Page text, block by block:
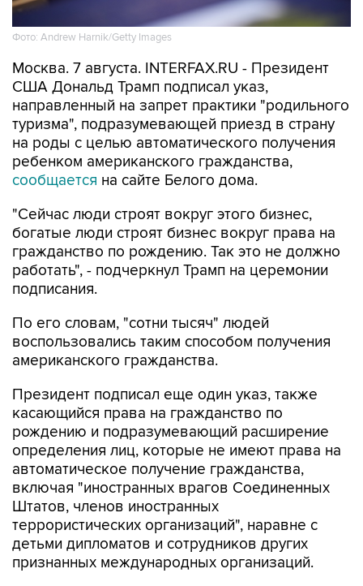
Фото: Andrew Harnik/Getty Images
Москва. 7 августа. INTERFAX.RU - Президент
США Дональд Трамп подписал указ,
направленный на запрет практики "родильного
туризма", подразумевающей приезд в страну
на роды с целью автоматического получения
ребенком американского гражданства,
сообщается на сайте Белого дома.
"Сейчас люди строят вокруг этого бизнес,
богатые люди строят бизнес вокруг права на
гражданство по рождению. Так это не должно
работать", - подчеркнул Трамп на церемонии
подписания.
По его словам, "сотни тысяч" людей
воспользовались таким способом получения
американского гражданства.
Президент подписал еще один указ, также
касающийся права на гражданство по
рождению и подразумевающий расширение
определения лиц, которые не имеют права на
автоматическое получение гражданства,
включая "иностранных врагов Соединенных
Штатов, членов иностранных
террористических организаций", наравне с
детьми дипломатов и сотрудников других
признанных международных организаций.